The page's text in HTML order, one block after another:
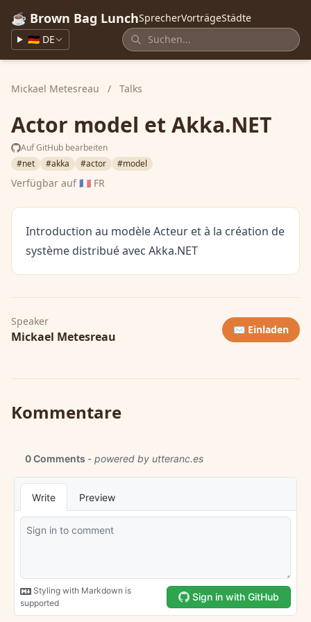
☕ Brown Bag LunchSprecherVorträgeStädte
🇩🇪 DE
Mickael Metesreau / Talks
Actor model et Akka.NET
Auf GitHub bearbeiten
#net
#akka #actor #model
Verfügbar auf🇫🇷 FR
Introduction au modèle Acteur et à la création de
système distribué avec Akka.NET
Speaker
Mickael Metesreau ✉️ Einladen
Kommentare